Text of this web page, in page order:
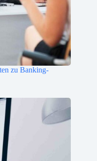
zu Banking-